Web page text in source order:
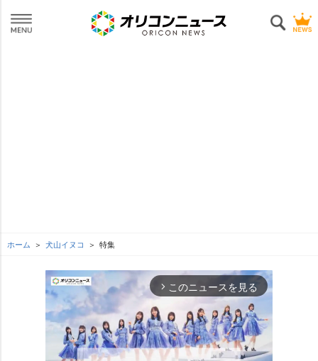
ホーム 犬山イヌコ 特集
arrow_forward_ios このニュースを見る